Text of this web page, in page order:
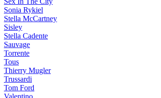
Sonia Rykiel
Stella McCartney
Sisley
Stella Cadente
Sauvage
Torrente
Tous
Thierry Mugler
Trussardi
Tom Ford